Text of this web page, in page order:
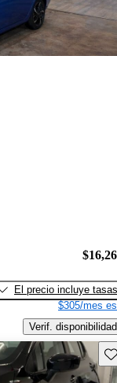
El precio incluye tasas
$305/mes
Verif. disponibilidad